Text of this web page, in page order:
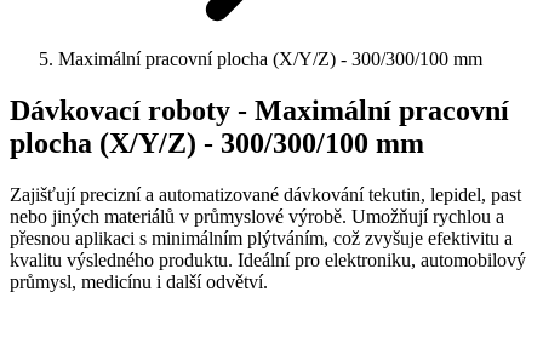
Maximální pracovní plocha (X/Y/Z) - 300/300/100 mm
Dávkovací roboty - Maximální pracovní
plocha (X/Y/Z) - 300/300/100 mm
Zajišťují precizní a automatizované dávkování tekutin, lepidel, past
nebo jiných materiálů v průmyslové výrobě. Umožňují rychlou a
přesnou aplikaci s minimálním plýtváním, což zvyšuje efektivitu a
kvalitu výsledného produktu. Ideální pro elektroniku, automobilový
průmysl, medicínu i další odvětví.